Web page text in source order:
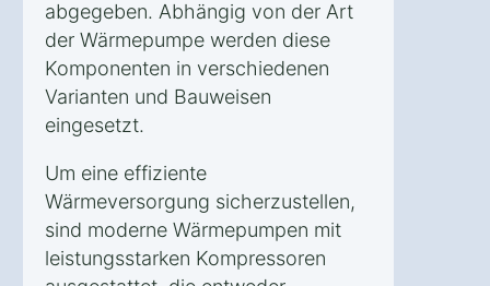
abgegeben. Abhängig von der Art
der Wärmepumpe werden diese
Komponenten in verschiedenen
Varianten und Bauweisen
eingesetzt.
Um eine effiziente
Wärmeversorgung sicherzustellen,
sind moderne Wärmepumpen mit
leistungsstarken Kompressoren